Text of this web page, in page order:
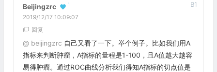
Beijingzrc 1
2019/12/17 10:09:07
B1
回复
@ beijingzrc 自己又看了一下。举个例子。比如我们用A
指标来判断肿瘤，A指标的量程是1-100，且A值越大越容
易得肿瘤。通过ROC曲线分析我们得知A指标的切点值是